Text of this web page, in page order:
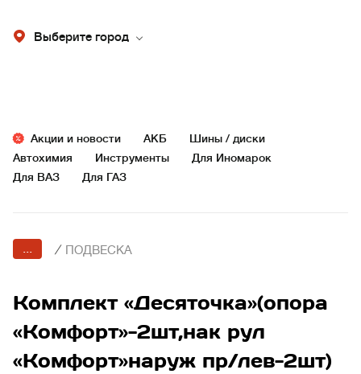
Выберите город
Акции и новости АКБ
Шины / диски
Автохимия
Инструменты
Для Иномарок
Для ВАЗ
Для ГАЗ
... / ПОДВЕСКА
Комплект «Десяточка»(опора
«Комфорт»-2шт,нак рул
«Комфорт»наруж пр/лев-2шт)